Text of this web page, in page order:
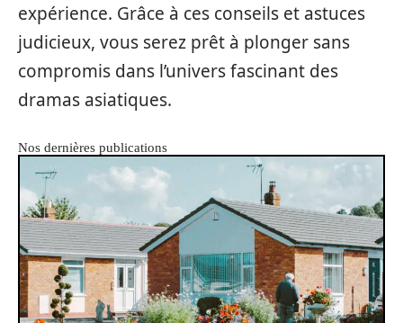
expérience. Grâce à ces conseils et astuces
judicieux, vous serez prêt à plonger sans
compromis dans l’univers fascinant des
dramas asiatiques.
Nos dernières publications